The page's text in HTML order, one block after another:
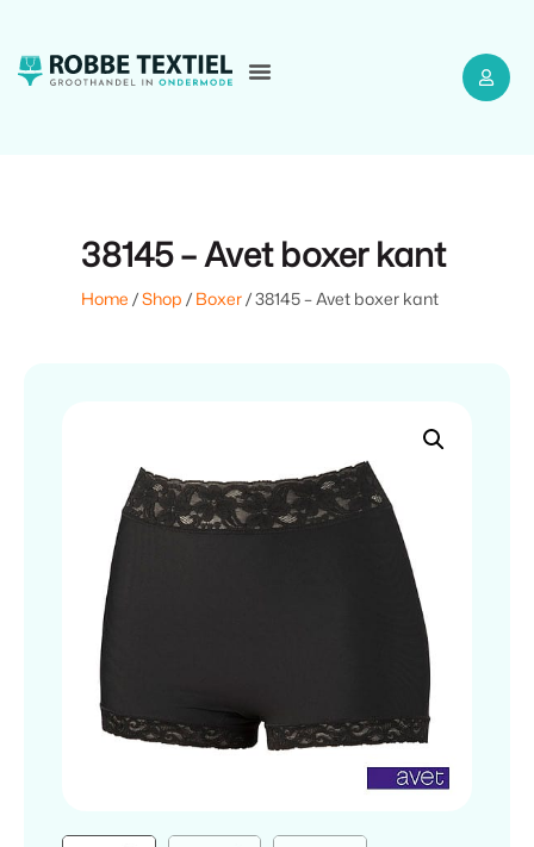
38145 – Avet boxer kant
Home /Shop / Boxer/ 38145 – Avet boxer kant